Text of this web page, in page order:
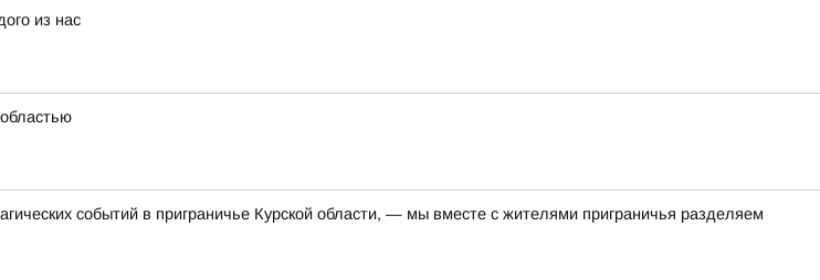
из нас
событий в приграничье Курской области, — мы вместе с жителями приграничья разделяем